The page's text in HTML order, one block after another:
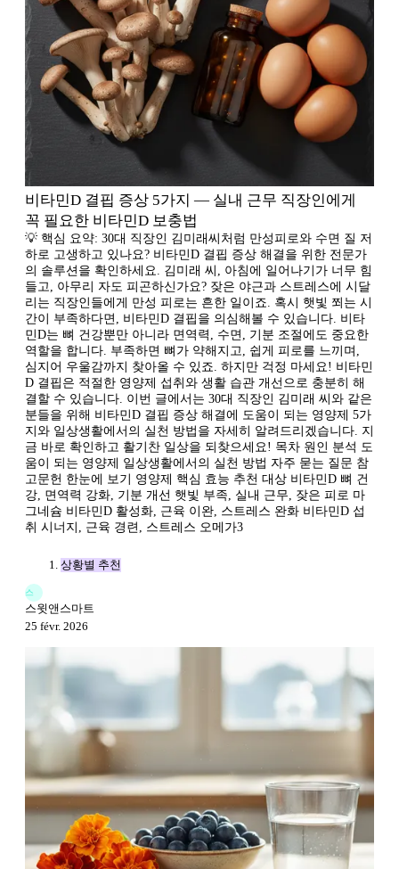
비타민D 결핍 증상 5가지 — 실내 근무 직장인에게
꼭 필요한 비타민D 보충법
💡 핵심 요약: 30대 직장인 김미래씨처럼 만성피로와 수면 질 저
하로 고생하고 있나요? 비타민D 결핍 증상 해결을 위한 전문가
의 솔루션을 확인하세요. 김미래 씨, 아침에 일어나기가 너무 힘
들고, 아무리 자도 피곤하신가요? 잦은 야근과 스트레스에 시달
리는 직장인들에게 만성 피로는 흔한 일이죠. 혹시 햇빛 쬐는 시
간이 부족하다면, 비타민D 결핍을 의심해볼 수 있습니다. 비타
민D는 뼈 건강뿐만 아니라 면역력, 수면, 기분 조절에도 중요한
역할을 합니다. 부족하면 뼈가 약해지고, 쉽게 피로를 느끼며,
심지어 우울감까지 찾아올 수 있죠. 하지만 걱정 마세요! 비타민
D 결핍은 적절한 영양제 섭취와 생활 습관 개선으로 충분히 해
결할 수 있습니다. 이번 글에서는 30대 직장인 김미래 씨와 같은
분들을 위해 비타민D 결핍 증상 해결에 도움이 되는 영양제 5가
지와 일상생활에서의 실천 방법을 자세히 알려드리겠습니다. 지
금 바로 확인하고 활기찬 일상을 되찾으세요! 목차 원인 분석 도
움이 되는 영양제 일상생활에서의 실천 방법 자주 묻는 질문 참
고문헌 한눈에 보기 영양제 핵심 효능 추천 대상 비타민D 뼈 건
강, 면역력 강화, 기분 개선 햇빛 부족, 실내 근무, 잦은 피로 마
그네슘 비타민D 활성화, 근육 이완, 스트레스 완화 비타민D 섭
취 시너지, 근육 경련, 스트레스 오메가3
상황별 추천
스
스윗앤스마트
25 févr. 2026